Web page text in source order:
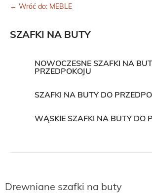
← Wróć do: MEBLE
SZAFKI NA BUTY
NOWOCZESNE SZAFKI NA
PRZEDPOKOJU
SZAFKI NA BUTY DO
WĄSKIE SZAFKI NA BUTY DO
Drewniane szafki na buty